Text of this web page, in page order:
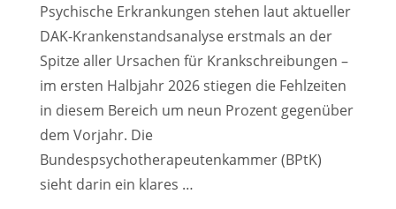
möchten
Psychische Erkrankungen stehen laut aktueller
DAK-Krankenstandsanalyse erstmals an der
Spitze aller Ursachen für Krankschreibungen –
im ersten Halbjahr 2026 stiegen die Fehlzeiten
in diesem Bereich um neun Prozent gegenüber
dem Vorjahr. Die
Bundespsychotherapeutenkammer (BPtK)
sieht darin ein klares …